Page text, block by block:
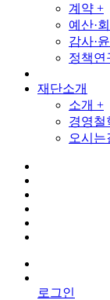
계약 +
예산·
감사·
정책연
재단소개
소개 +
경영철
오시는
로그인